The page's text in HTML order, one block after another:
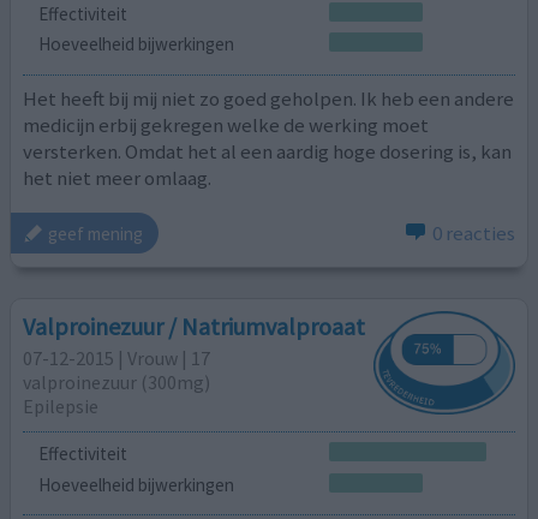
Effectiviteit
Hoeveelheid bijwerkingen
Het heeft bij mij niet zo goed geholpen. Ik heb een andere
medicijn erbij gekregen welke de werking moet
versterken. Omdat het al een aardig hoge dosering is, kan
het niet meer omlaag.
geef mening 0 reacties
Valproinezuur / Natriumvalproaat
07-12-2015 | Vrouw | 17
valproinezuur (300mg)
Epilepsie
Effectiviteit
Hoeveelheid bijwerkingen